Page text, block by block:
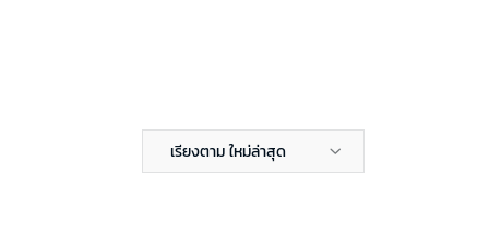
เรียงตาม ใหม่ล่าสุด